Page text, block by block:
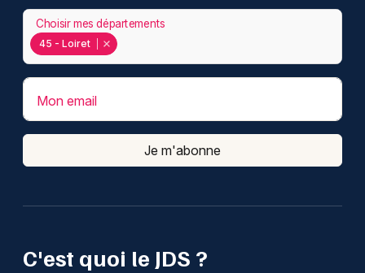
C'est quoi le JDS ?
45 - Loiret
Choisir mes départements
Mon email
Je m'abonne